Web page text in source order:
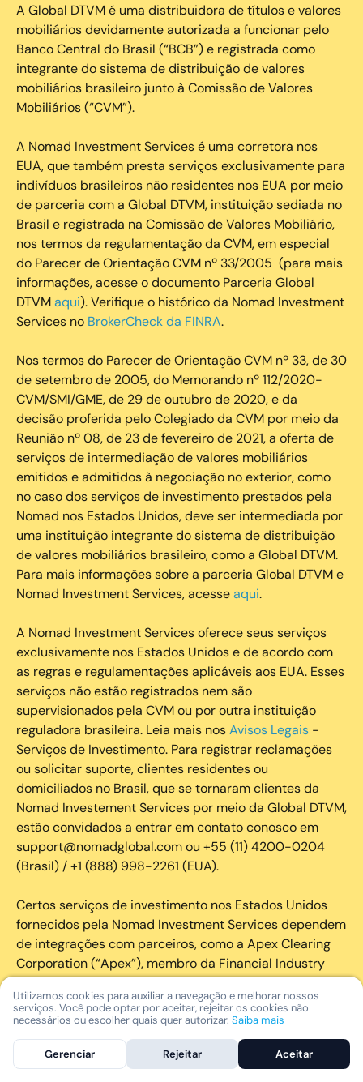
A Global DTVM é uma distribuidora de títulos e valores
mobiliários devidamente autorizada a funcionar pelo
Banco Central do Brasil (“BCB”) e registrada como
integrante do sistema de distribuição de valores
mobiliários brasileiro junto à Comissão de Valores
Mobiliários (“CVM”).
‍A Nomad Investment Services é uma corretora nos
EUA, que também presta serviços exclusivamente para
indivíduos brasileiros não residentes nos EUA por meio
de parceria com a Global DTVM, instituição sediada no
Brasil e registrada na Comissão de Valores Mobiliário,
nos termos da regulamentação da CVM, em especial
do Parecer de Orientação CVM nº 33/2005 (para mais
informações, acesse o documento Parceria Global
DTVMaqui). Verifique o histórico da Nomad Investment
Services no BrokerCheck da FINRA.
Nos termos do Parecer de Orientação CVM nº 33, de 30
de setembro de 2005, do Memorando nº 112/2020-
CVM/SMI/GME, de 29 de outubro de 2020, e da
decisão proferida pelo Colegiado da CVM por meio da
Reunião nº 08, de 23 de fevereiro de 2021, a oferta de
serviços de intermediação de valores mobiliários
emitidos e admitidos à negociação no exterior, como
no caso dos serviços de investimento prestados pela
Nomad nos Estados Unidos, deve ser intermediada por
uma instituição integrante do sistema de distribuição
de valores mobiliários brasileiro, como a Global DTVM.
Para mais informações sobre a parceria Global DTVM e
Nomad Investment Services, acesseaqui.
A Nomad Investment Services oferece seus serviços
exclusivamente nos Estados Unidos e de acordo com
as regras e regulamentações aplicáveis aos EUA. Esses
serviços não estão registrados nem são
supervisionados pela CVM ou por outra instituição
reguladora brasileira. Leia mais nosAvisos Legais -
Serviços de Investimento. Para registrar reclamações
ou solicitar suporte, clientes residentes ou
domiciliados no Brasil, que se tornaram clientes da
Nomad Investement Services por meio da Global DTVM,
estão convidados a entrar em contato conosco em
support@nomadglobal.com ou +55 (11) 4200-0204
(Brasil) / +1 (888) 998-2261 (EUA).
Certos serviços de investimento nos Estados Unidos
fornecidos pela Nomad Investment Services dependem
de integrações com parceiros, como a Apex Clearing
Corporation (“Apex”), membro da Financial Industry
Regulatory Authority (“FINRA”) (www.finra.org) e da
Securities Investor Protection Corporation (“SIPC”)
(https://www.sipc.org/).
A SIPC protege os valores mobiliários de clientes de
Utilizamos cookies para auxiliar a navegação e melhorar nossos
serviços. Você pode optar por aceitar, rejeitar os cookies não
necessários ou escolher quais quer autorizar. Saiba mais
Gerenciar Rejeitar Aceitar